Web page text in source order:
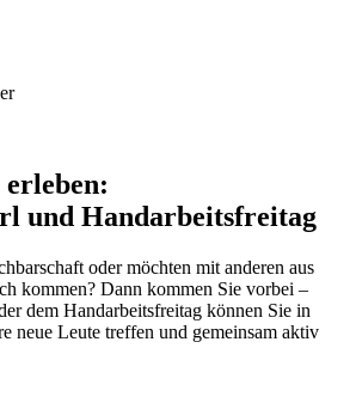
erleben:
und Handarbeitsfreitag
oder möchten mit anderen aus
kommen? Dann kommen Sie vorbei –
dem Handarbeitsfreitag können Sie in
neue Leute treffen und gemeinsam aktiv